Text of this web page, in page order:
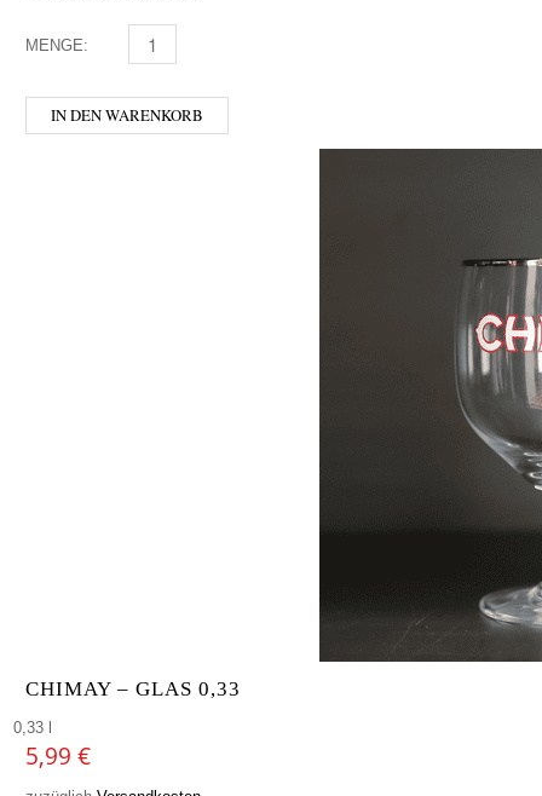
MENGE: PEDACOLA - GLAS 0,33 MENGE
IN DEN WARENKORB
CHIMAY – GLAS 0,33
0,33 l
5,99 €